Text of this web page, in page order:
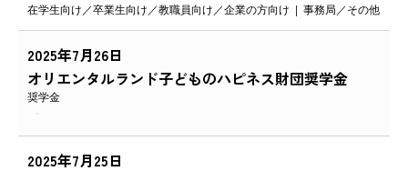
在学生向け 卒業生向け 教職員向け 企業の方向け 事務局 その他
2025年7月26日
オリエンタルランド子どものハピネス財団奨学金
奨学金
2025年7月25日